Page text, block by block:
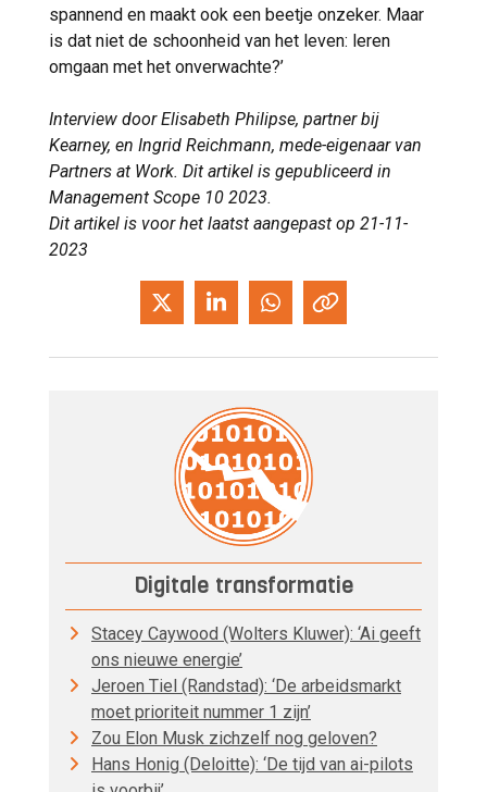
spannend en maakt ook een beetje onzeker. Maar
is dat niet de schoonheid van het leven: leren
omgaan met het onverwachte?’
Interview door Elisabeth Philipse, partner bij
Kearney, en Ingrid Reichmann, mede-eigenaar van
Partners at Work. Dit artikel is gepubliceerd in
Management Scope 10 2023.
Dit artikel is voor het laatst aangepast op 21-11-
2023
Digitale transformatie
Stacey Caywood (Wolters Kluwer): ‘Ai geeft
ons nieuwe energie’
Jeroen Tiel (Randstad): ‘De arbeidsmarkt
moet prioriteit nummer 1 zijn’
Zou Elon Musk zichzelf nog geloven?
Hans Honig (Deloitte): ‘De tijd van ai-pilots